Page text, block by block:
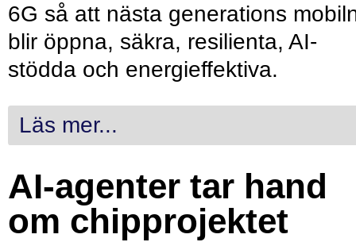
6G så att nästa generations
blir öppna, säkra, resilienta, AI-
stödda och energieffektiva.
Läs mer...
AI-agenter tar hand
om chipprojektet